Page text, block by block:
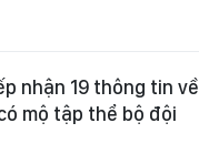
nhận 19 thông tin về
mộ tập thể bộ đội